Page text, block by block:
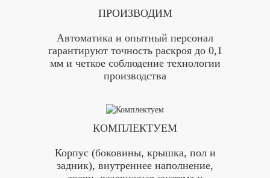
ПРОИЗВОДИМ
Автоматика и опытный персонал
гарантируют точность раскроя до 0,1
мм и четкое соблюдение технологии
производства
КОМПЛЕКТУЕМ
Корпус (боковины, крышка, пол и
задник), внутреннее наполнение,